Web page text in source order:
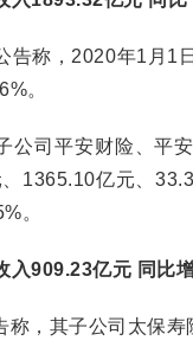
称，2020年1月1
。
司平安财险、平安
1365.10亿元、
。
909.23亿元 同比
，其子公司太保寿